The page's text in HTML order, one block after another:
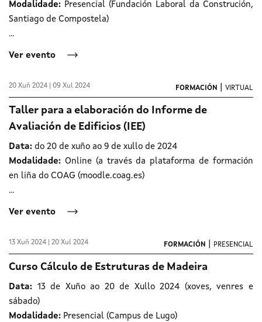
Modalidade: Presencial (Fundación Laboral da Construción,
Santiago de Compostela)
…
Ver evento
20 Xuñ 2024 | 09 Xul 2024 FORMACIÓN VIRTUAL
Taller para a elaboración do Informe de
Avaliación de Edificios (IEE)
Data: do 20 de xuño ao 9 de xullo de 2024
Modalidade: Online (a través da plataforma de formación
en liña do COAG (moodle.coag.es)
…
Ver evento
13 Xuñ 2024 | 20 Xul 2024 FORMACIÓN PRESENCIAL
Curso Cálculo de Estruturas de Madeira
Data: 13 de Xuño ao 20 de Xullo 2024 (xoves, venres e
sábado)
Modalidade: Presencial (Campus de Lugo)